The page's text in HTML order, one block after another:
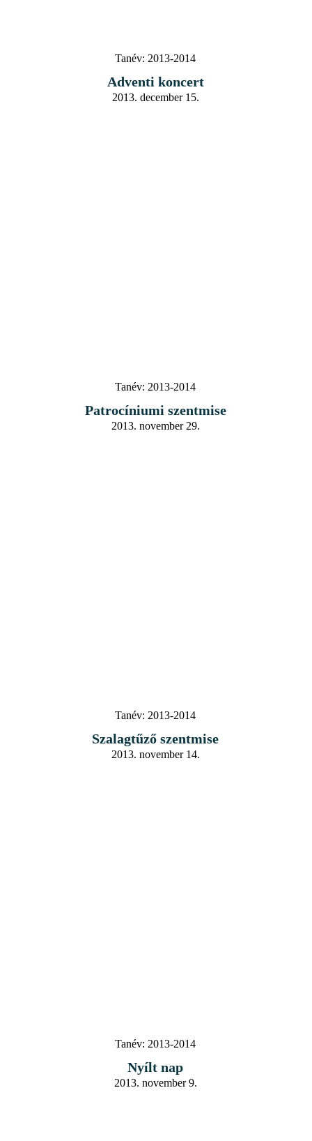
Tanév: 2013-2014
Adventi koncert
2013. december 15.
Tanév: 2013-2014
Patrocíniumi szentmise
2013. november 29.
Tanév: 2013-2014
Szalagtűző szentmise
2013. november 14.
Tanév: 2013-2014
Nyílt nap
2013. november 9.